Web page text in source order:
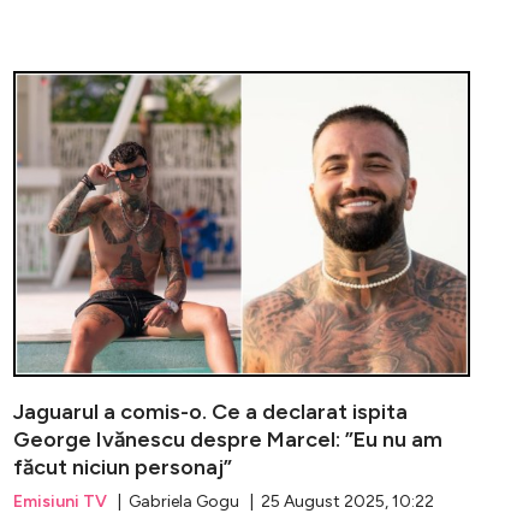
O mai
Jaguarul a comis-o. Ce a declarat ispita
George Ivănescu despre Marcel: ”Eu nu am
făcut niciun personaj”
Emisiuni TV | Gabriela Gogu | 25 August 2025, 10:22